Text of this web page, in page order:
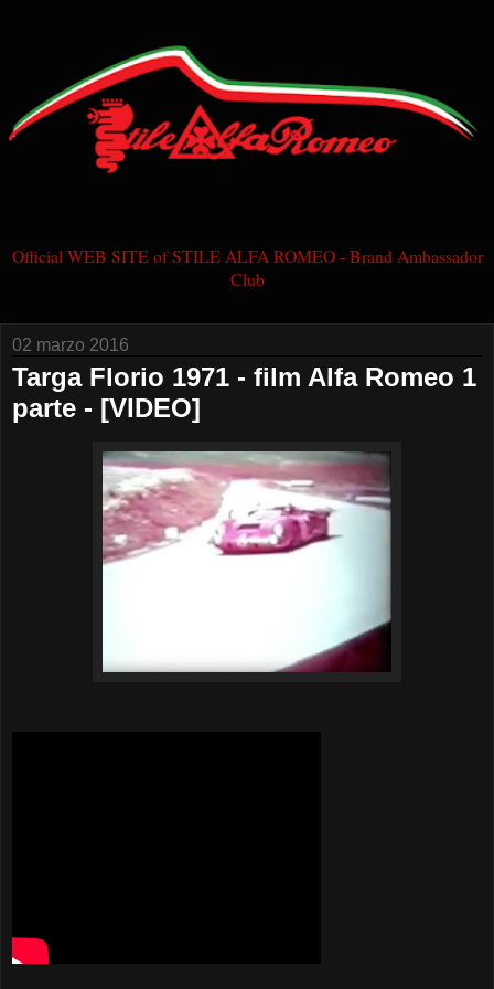
Official WEB SITE of STILE ALFA ROMEO - Brand Ambassador
Club
02 marzo 2016
Targa Florio 1971 - film Alfa Romeo 1
parte - [VIDEO]